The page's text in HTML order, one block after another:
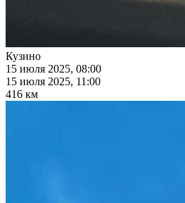
Кузино
15 июля 2025, 08:00
15 июля 2025, 11:00
416 км